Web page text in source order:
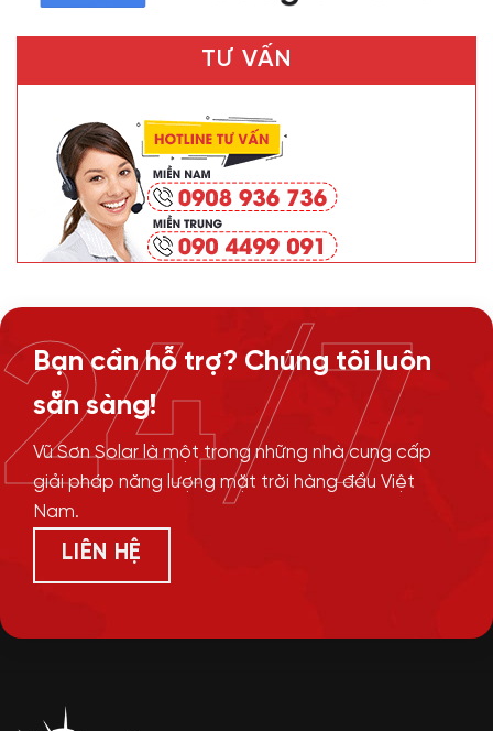
TƯ VẤN
Bạn cần hỗ trợ? Chúng tôi luôn
sẵn sàng!
Vũ Sơn Solar là một trong những nhà cung cấp
giải pháp năng lượng mặt trời hàng đầu Việt
Nam.
LIÊN HỆ
24/7